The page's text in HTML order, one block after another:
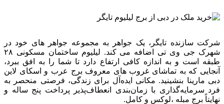
شرکت سازنده تایگر، یک جواهر به مجموعه جواهر های خود در
شهرک جی وی تی اضافه می کند. لیلیوم ساختمان مسکونی ۲۸
طبقه است و به اندازه کافی ارتفاع دارد تا شما را به افق ببرد،
آنجایی که به تماشای غروب های معروف برج عرب و اسکای لاین
دبی مارینا بنشینید. مکانی ایده‌آل برای زندگی، فرصتی منحصر به
فرد سرمایه‌گذاری با زمان‌بندی انعطاف‌پذیر پرداخت پنج ساله و
نهایتاً برج مبله ،لوکس و کامل.